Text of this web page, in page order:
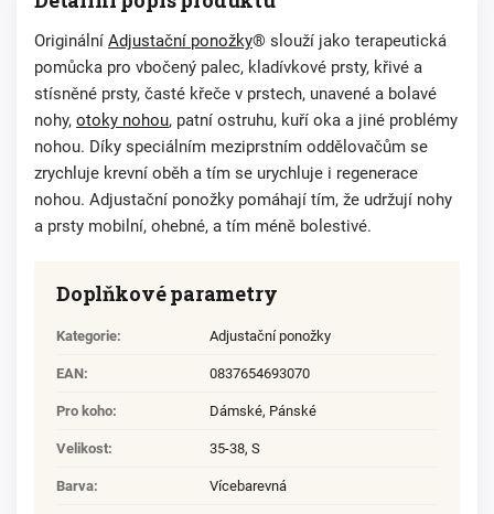
Originální Adjustační ponožky® slouží jako terapeutická
pomůcka pro vbočený palec, kladívkové prsty, křivé a
stísněné prsty, časté křeče v prstech, unavené a bolavé
nohy, otoky nohou, patní ostruhu, kuří oka a jiné problémy
nohou. Díky speciálním meziprstním oddělovačům se
zrychluje krevní oběh a tím se urychluje i regenerace
nohou. Adjustační ponožky pomáhají tím, že udržují nohy
a prsty mobilní, ohebné, a tím méně bolestivé.
Doplňkové parametry
Kategorie: Adjustační ponožky
EAN: 0837654693070
Pro koho: Dámské, Pánské
Velikost: 35-38, S
Barva: Vícebarevná